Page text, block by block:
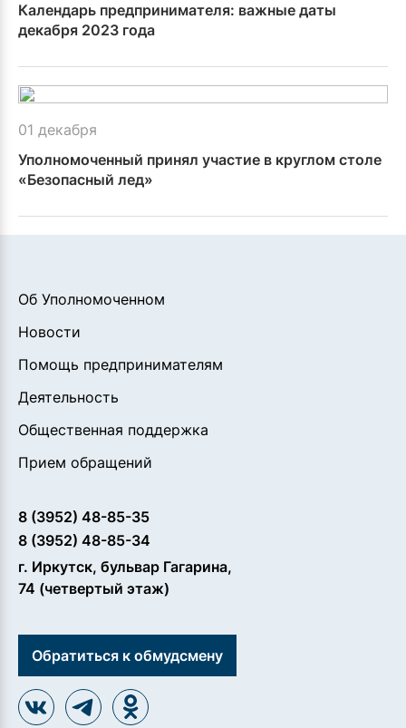
Календарь предпринимателя: важные даты
декабря 2023 года
01 декабря
Уполномоченный принял участие в круглом столе
«Безопасный лед»
Об Уполномоченном
Новости
Помощь предпринимателям
Деятельность
Общественная поддержка
Прием обращений
8 (3952) 48-85-35
8 (3952) 48-85-34
г. Иркутск, бульвар Гагарина,
74 (четвертый этаж)
Обратиться к обмудсмену